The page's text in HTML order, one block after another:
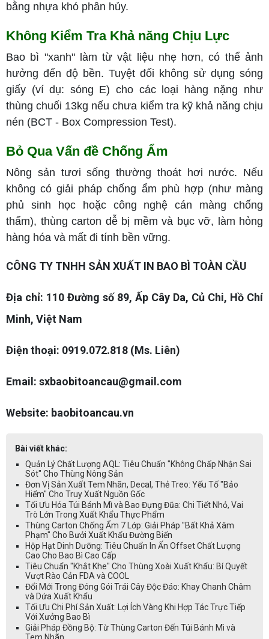
bằng nhựa khó phân hủy.
Không Kiểm Tra Khả năng Chịu Lực
Bao bì "xanh" làm từ vật liệu nhẹ hơn, có thể ảnh
hưởng đến độ bền. Tuyệt đối không sử dụng sóng
giấy (ví dụ: sóng E) cho các loại hàng nặng như
thùng chuối 13kg nếu chưa kiểm tra kỹ khả năng chịu
nén (BCT - Box Compression Test).
Bỏ Qua Vấn đề Chống Ẩm
Nông sản tươi sống thường thoát hơi nước. Nếu
không có giải pháp chống ẩm phù hợp (như màng
phủ sinh học hoặc công nghệ cán màng chống
thấm), thùng carton dễ bị mềm và bục vỡ, làm hỏng
hàng hóa và mất đi tính bền vững.
CÔNG TY TNHH SẢN XUẤT IN BAO BÌ TOÀN CẦU
Địa chỉ: 110 Đường số 89, Ấp Cây Da, Củ Chi, Hồ Chí
Minh, Việt Nam
Điện thoại: 0919.072.818 (Ms. Liên)
Email: sxbaobitoancau@gmail.com
Website: baobitoancau.vn
Bài viết khác:
Quản Lý Chất Lượng AQL: Tiêu Chuẩn "Không Chấp Nhận Sai
Sót" Cho Thùng Nông Sản
Đơn Vị Sản Xuất Tem Nhãn, Decal, Thẻ Treo: Yếu Tố "Bảo
Hiểm" Cho Truy Xuất Nguồn Gốc
Tối Ưu Hóa Túi Bánh Mì và Bao Đựng Đũa: Chi Tiết Nhỏ, Vai
Trò Lớn Trong Xuất Khẩu Thực Phẩm
Thùng Carton Chống Ẩm 7 Lớp: Giải Pháp "Bất Khả Xâm
Phạm" Cho Bưởi Xuất Khẩu Đường Biển
Hộp Hạt Dinh Dưỡng: Tiêu Chuẩn In Ấn Offset Chất Lượng
Cao Cho Bao Bì Cao Cấp
Tiêu Chuẩn "Khắt Khe" Cho Thùng Xoài Xuất Khẩu: Bí Quyết
Vượt Rào Cản FDA và COOL
Đổi Mới Trong Đóng Gói Trái Cây Độc Đáo: Khay Chanh Châm
và Dứa Xuất Khẩu
Tối Ưu Chi Phí Sản Xuất: Lợi Ích Vàng Khi Hợp Tác Trực Tiếp
Với Xưởng Bao Bì
Giải Pháp Đồng Bộ: Từ Thùng Carton Đến Túi Bánh Mì và